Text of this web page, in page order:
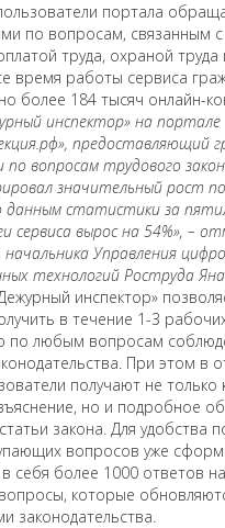
портала
по вопросам, связанным
труда, охраной
время работы сервиса
более 184 тысяч онлайн-
инспектор» на портале
предоставляющий
по вопросам трудового
значительный рост
данным статистики за
сервиса вырос на 54%», –
Управления
технологий Роструда
инспектор»
в течение 1-3
по любым вопросам
При этом в
получают не только
но и подробное
закона. Для удобства
вопросов уже
себя более 1000 ответов
которые
законодательства.